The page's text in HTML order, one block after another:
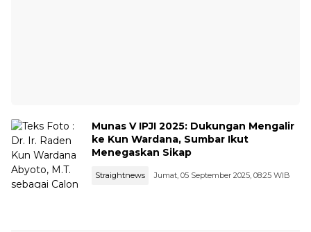
Munas V IPJI 2025: Dukungan Mengalir
ke Kun Wardana, Sumbar Ikut
Menegaskan Sikap
Straightnews Jumat, 05 September 2025, 08:25 WIB